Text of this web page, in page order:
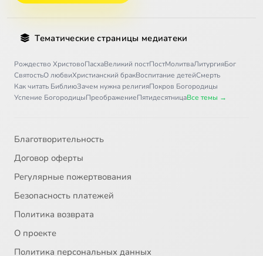
Тематические страницы медиатеки
Рождество ХристовоПасхаВеликий постПостМолитваЛитургияБог
СвятостьО любвиХристианский бракВоспитание детейСмерть
Как читать БиблиюЗачем нужна религияПокров Богородицы
Успение БогородицыПреображениеПятидесятницаВсе темы →
Благотворительность
Договор оферты
Регулярные пожертвования
Безопасность платежей
Политика возврата
О проекте
Политика персональных данных